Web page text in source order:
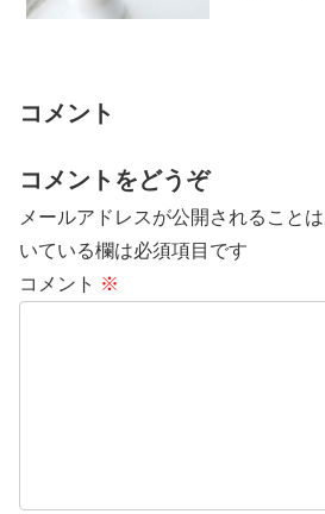
コメント
コメントをどうぞ
メールアドレスが公開されることは
いている欄は必須項目です
コメント ※